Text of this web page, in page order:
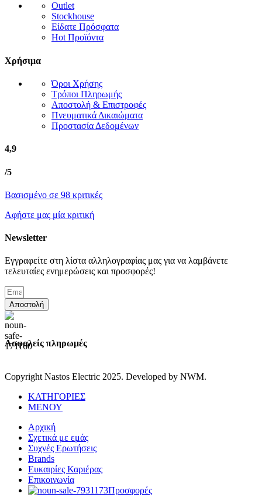
Outlet
Stockhouse
Είδατε Πρόσφατα
Hot Προϊόντα
Χρήσιμα
Όροι Χρήσης
Τρόποι Πληρωμής
Αποστολή & Επιστροφές
Πνευματικά Δικαιώματα
Προστασία Δεδομένων
4,9
/5
Βασισμένο σε 98 κριτικές
Αφήστε μας μία κριτική
Newsletter
Εγγραφείτε στη λίστα αλληλογραφίας μας για να λαμβάνετε
τελευταίες ενημερώσεις και προσφορές!
Αποστολή
Ασφαλείς πληρωμές
Copyright Nastos Electric 2025. Developed by NWM.
ΚΑΤΗΓΟΡΙΕΣ
ΜΕΝΟΥ
Αρχική
Σχετικά με εμάς
Συχνές Ερωτήσεις
Brands
Ευκαιρίες Καριέρας
Επικοινωνία
Προσφορές